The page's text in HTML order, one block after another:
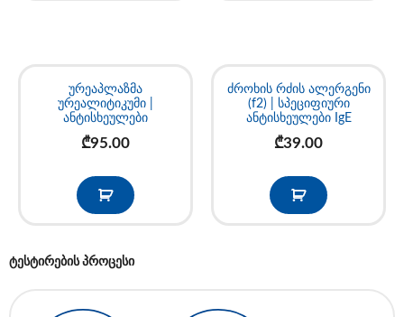
ურეაპლაზმა
ურეალიტიკუმი |
ანტისხეულები
₾95.00
ძროხის რძის ალერგენი
(f2) | სპეციფიური
ანტისხეულები IgE
₾39.00
ტესტირების პროცესი